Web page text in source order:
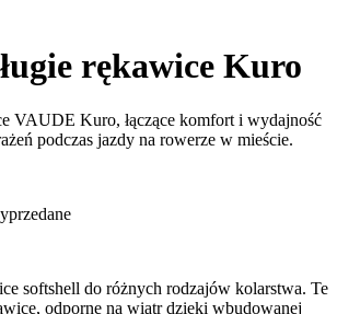
rękawice Kuro
VAUDE Kuro, łączące komfort i wydajność
podczas jazdy na rowerze w mieście.
softshell do różnych rodzajów kolarstwa. Te
odporne na wiatr dzięki wbudowanej